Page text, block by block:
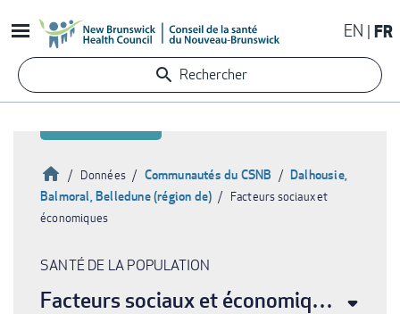
au
contenu
principal
EN FR
Rechercher
Fil
Accueil
Données Communautés du CSNB
Dalhousie,
Balmoral, Belledune (région de)
Facteurs sociaux et
économiques
SANTÉ DE LA POPULATION
Facteurs sociaux et économiques